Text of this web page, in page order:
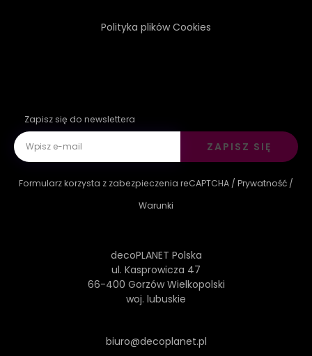
Polityka plików Cookies
Zapisz się do newslettera
ZAPISZ SIĘ
Formularz korzysta z zabezpieczenia reCAPTCHA / Prywatność /
Warunki
decoPLANET Polska
ul. Kasprowicza 47
66-400 Gorzów Wielkopolski
woj. lubuskie
biuro@decoplanet.pl